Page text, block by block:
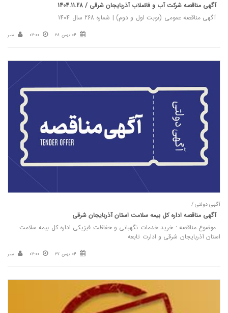
آگهی مناقصه شرکت آب و فاضلاب آذربایجان شرقی / 1404.11.28
آگهی مناقصه عمومی (نوبت اول و دوم) | شماره 268 سال 1404
04 بهمن 28 07:00 نصر
آگهی دولتی /
آگهی مناقصه اداره کل بیمه سلامت استان آذربایجان شرقی
موضوع مناقصه : خرید خدمات نگهبانی و حفاظت فیزیکی اداره کل بیمه سلامت
استان آذربایجان شرقی و ادارت تابعه
04 بهمن 27 07:00 نصر